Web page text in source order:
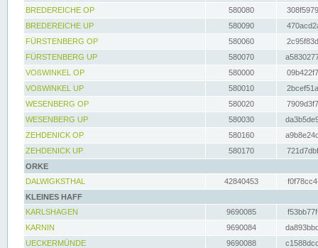
BREDEREICHE OP
580080
BREDEREICHE UP
580090
FÜRSTENBERG OP
580060
FÜRSTENBERG UP
580070
VOßWINKEL OP
580000
VOßWINKEL UP
580010
WESENBERG OP
580020
WESENBERG UP
580030
ZEHDENICK OP
580160
ZEHDENICK UP
580170
ORKE
DALWIGKSTHAL
42840453
KLEINES HAFF
KARLSHAGEN
9690085
KARNIN
9690084
UECKERMÜNDE
9690088